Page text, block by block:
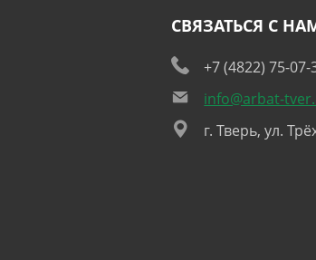
СВЯЗАТЬСЯ С
+7 (4822) 75-07-
info@arbat-
г. Тверь, ул.